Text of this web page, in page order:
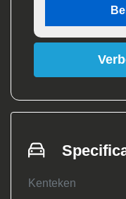
Kenteken